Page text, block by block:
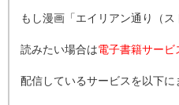
もし漫画「エイリアン通り（
読みたい場合は電子書籍サービ
配信しているサービスを以下に